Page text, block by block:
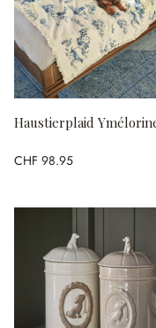
Haustierplaid
CHF 98.95